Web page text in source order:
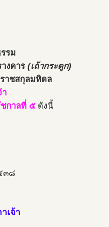
รม
งคาร (เถ้ากระดูก)
าชสกุลมหิดล
า
ชกาลที่ ๕ ดังนี้
๓๘
เจ้า